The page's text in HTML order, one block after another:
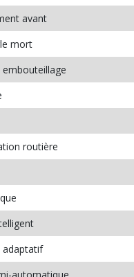
avant
mort
routière
adaptatif